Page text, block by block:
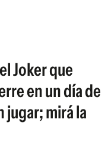
Joker que
en un día de
jugar; mirá la